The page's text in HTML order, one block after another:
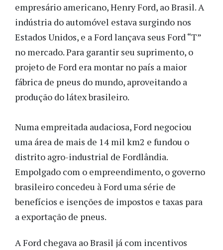
empresário americano, Henry Ford, ao Brasil. A
indústria do automóvel estava surgindo nos
Estados Unidos, e a Ford lançava seus Ford “T”
no mercado. Para garantir seu suprimento, o
projeto de Ford era montar no país a maior
fábrica de pneus do mundo, aproveitando a
produção do látex brasileiro.
Numa empreitada audaciosa, Ford negociou
uma área de mais de 14 mil km2 e fundou o
distrito agro-industrial de Fordlândia.
Empolgado com o empreendimento, o governo
brasileiro concedeu à Ford uma série de
benefícios e isenções de impostos e taxas para
a exportação de pneus.
A Ford chegava ao Brasil já com incentivos